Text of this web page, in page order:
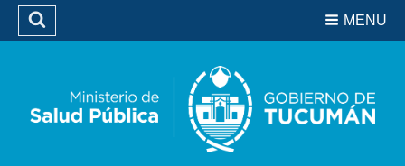
Biblioteca
MENU
Buscar